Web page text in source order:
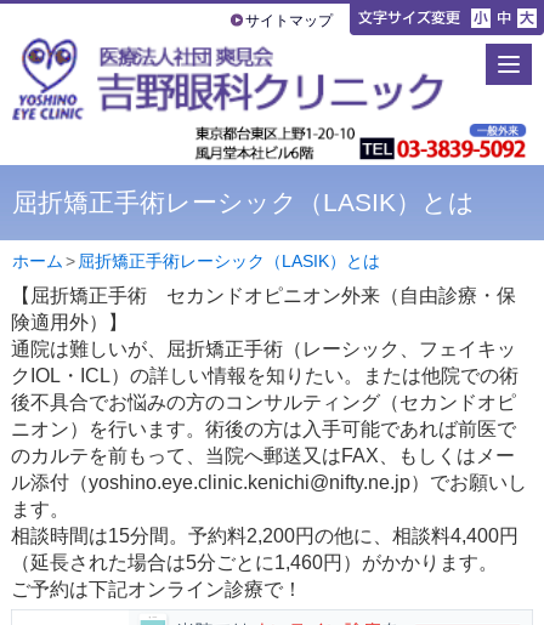
サイトマップ
屈折矯正手術レーシック（LASIK）とは
ホーム > 屈折矯正手術レーシック（LASIK）とは
【屈折矯正手術 セカンドオピニオン外来（自由診療・保
険適用外）】
通院は難しいが、屈折矯正手術（レーシック、フェイキッ
クIOL・ICL）の詳しい情報を知りたい。または他院での術
後不具合でお悩みの方のコンサルティング（セカンドオピ
ニオン）を行います。術後の方は入手可能であれば前医で
のカルテを前もって、当院へ郵送又はFAX、もしくはメー
ル添付（yoshino.eye.clinic.kenichi@nifty.ne.jp）でお願いし
ます。
相談時間は15分間。予約料2,200円の他に、相談料4,400円
（延長された場合は5分ごとに1,460円）がかかります。
ご予約は下記オンライン診療で！